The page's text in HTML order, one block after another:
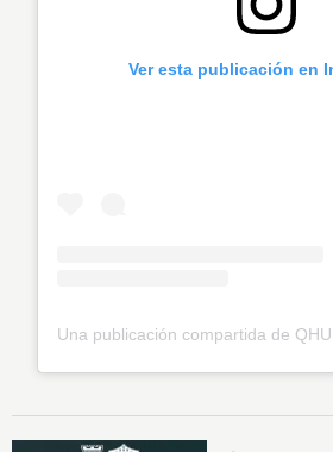
Ver esta publicación en